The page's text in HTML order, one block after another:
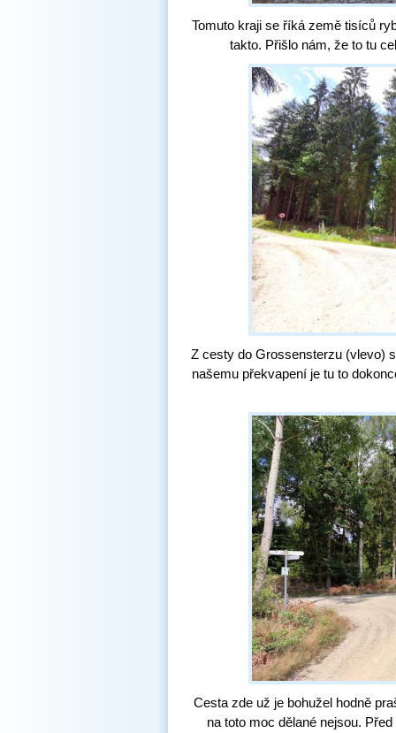
Tomuto kraji se říká země tisíců
takto. Přišlo nám, že to tu
Z cesty do Grossensterzu (vlevo)
našemu překvapení je tu to
Cesta zde už je bohužel hodně
na toto moc dělané nejsou.